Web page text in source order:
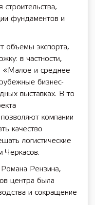
фундаментов и
объемы экспорта,
в частности,
«Малое и среднее
бизнес-
выставках. В то
компании
качество
логистические
Черкасов.
Рензина,
центра была
и сокращение